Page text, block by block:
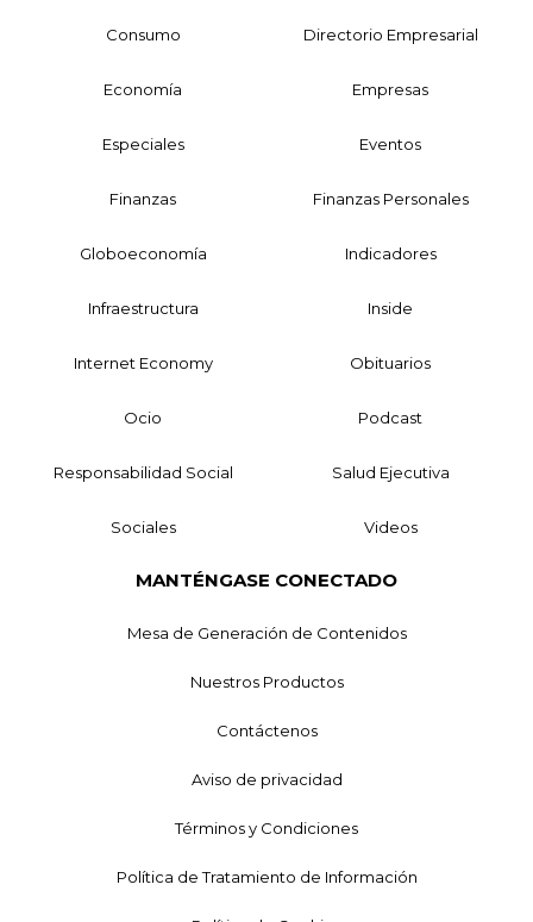
Consumo Directorio Empresarial
Economía Empresas
Especiales Eventos
Finanzas Finanzas Personales
Globoeconomía Indicadores
Infraestructura Inside
Internet Economy Obituarios
Ocio Podcast
Responsabilidad Social Salud Ejecutiva
Sociales Videos
MANTÉNGASE CONECTADO
Mesa de Generación de Contenidos
Nuestros Productos
Contáctenos
Aviso de privacidad
Términos y Condiciones
Política de Tratamiento de Información